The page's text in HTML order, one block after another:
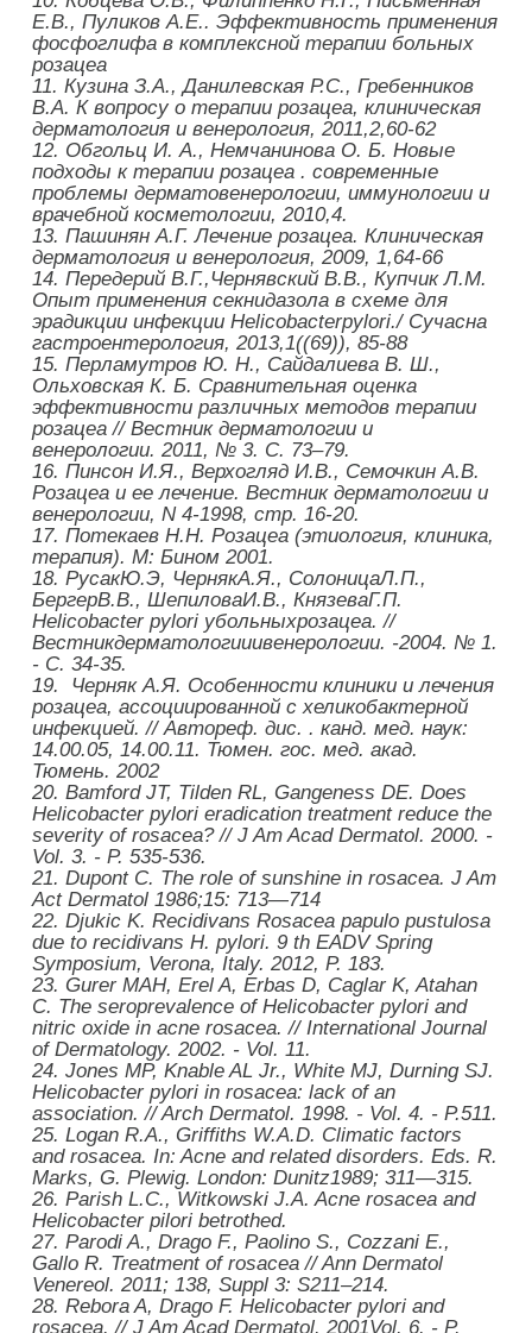
Е.В., Пуликов А.Е.. Эффективность применения
фосфоглифа в комплексной терапии больных
розацеа
11.Кузина З.А., Данилевская Р.С., Гребенников
В.А. К вопросу о терапии розацеа, клиническая
дерматология и венерология, 2011,2,60-62
12. Обгольц И. А., Немчанинова О. Б. Новые
подходы к терапии розацеа . современные
проблемы дерматовенерологии, иммунологии и
врачебной косметологии, 2010,4.
13.Пашинян А.Г. Лечение розацеа. Клиническая
дерматология и венерология, 2009, 1,64-66
14.Передерий В.Г.,Чернявский В.В., Купчик Л.М.
Опыт применения секнидазола в схеме для
эрадикции инфекцииHelicobacterpylori./ Сучасна
гастроентерология, 2013,1((69)), 85-88
15.Перламутров Ю. Н., Сайдалиева В. Ш.,
Ольховская К. Б. Сравнительная оценка
эффективности различных методов терапии
розацеа // Вестник дерматологии и
венерологии. 2011, № 3. С. 73–79.
16.Пинсон И.Я., Верхогляд И.В., Семочкин А.В.
Розацеа и ее лечение. Вестник дерматологии и
венерологии, N 4-1998, стр. 16-20.
17.Потекаев Н.Н. Розацеа (этиология, клиника,
терапия). М: Бином 2001.
18.РусакЮ.Э, ЧернякА.Я., СолоницаЛ.П.,
БергерВ.В.,ШепиловаИ.В.,КнязеваГ.П.
Helicobacter pylori убольныхрозацеа. //
Вестникдерматологииивенерологии. -2004.№ 1.
- С. 34-35.
19. Черняк А.Я. Особенности клиники и лечения
розацеа, ассоциированной с хеликобактерной
инфекцией. // Автореф. дис. . канд. мед. наук:
14.00.05, 14.00.11. Тюмен.гос.мед.акад.
Тюмень. 2002
20.Bamford JT, Tilden RL, Gangeness DE. Does
Helicobacter pylori eradication treatment reduce the
severity of rosacea? // J Am Acad Dermatol. 2000. -
Vol. 3. - P. 535-536.
21.Dupont C. The role of sunshine in rosacea. J Am
Act Dermatol 1986;15: 713—714
22.Djukic K. Recidivans Rosacea papulo pustulosa
due to recidivans H. pylori. 9 th EADV Spring
Symposium, Verona, Italy. 2012, P. 183.
23.Gurer MAH, Erel A, Erbas D, Caglar K, Atahan
C. The seroprevalence of Helicobacter pylori and
nitric oxide in acne rosacea. // International Journal
of Dermatology. 2002. - Vol. 11.
24.Jones MP, Knable AL Jr., White MJ, Durning SJ.
Helicobacter pylori in rosacea: lack of an
association. // Arch Dermatol. 1998. - Vol. 4. - P.511.
25.Logan R.A., Griffiths W.A.D. Climatic factors
and rosacea. In: Acne and related disorders. Eds. R.
Marks, G. Plewig. London: Dunitz1989; 311—315.
26.Parish L.C., Witkowski J.A.Acne rosacea and
Helicobacter pilori betrothed.
27.Parodi A., Drago F., Paolino S., Cozzani E.,
Gallo R. Treatment of rosacea // Ann Dermatol
Venereol. 2011; 138, Suppl 3: S211–214.
28.Rebora A, Drago F. Helicobacter pylori and
rosacea. // J Am Acad Dermatol. 2001Vol. 6. - P.